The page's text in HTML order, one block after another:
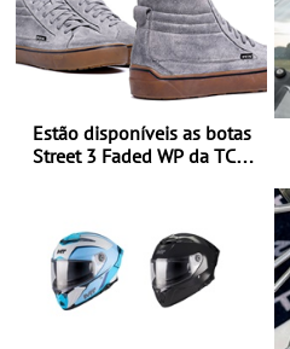
Estão disponíveis as botas
Street 3 Faded WP da TCX